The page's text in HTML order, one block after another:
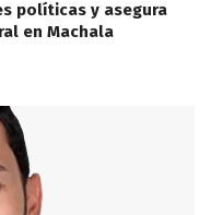
políticas y asegura
en Machala